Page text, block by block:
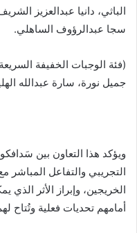
الباثي، دانيا عبدالعزيز
سجا عبدالرؤوف الساهلي.
(فئة الوجبات الخفيفة
جميل نورة، سارة عبدالله
ويؤكد هذا التعاون بين
التجريبي والتفاعل
الخريجين، وإبراز الأثر
أمامهم تحديات فعلية وتُتاح